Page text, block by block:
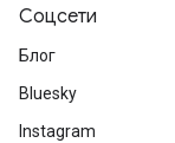
Соцсети
Блог
Bluesky
Instagram